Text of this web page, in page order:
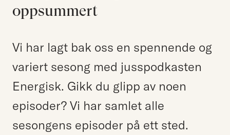
EN
NO
Hjort Bridge
Søk etter:
oppsummert
Vi har lagt bak oss en spennende og
variert sesong med jusspodkasten
Energisk. Gikk du glipp av noen
episoder? Vi har samlet alle
sesongens episoder på ett sted.